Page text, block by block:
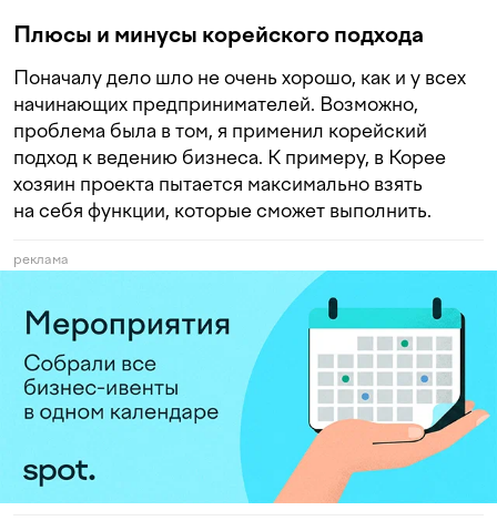
Плюсы и минусы корейского подхода
Поначалу дело шло не очень хорошо, как и у всех
начинающих предпринимателей. Возможно,
проблема была в том, я применил корейский
подход к ведению бизнеса. К примеру, в Корее
хозяин проекта пытается максимально взять
на себя функции, которые сможет выполнить.
реклама